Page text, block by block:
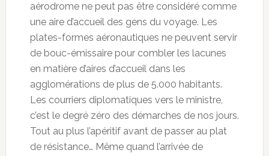
aérodrome ne peut pas être considéré comme
une aire d’accueil des gens du voyage. Les
plates-formes aéronautiques ne peuvent servir
de bouc-émissaire pour combler les lacunes
en matière d’aires d’accueil dans les
agglomérations de plus de 5.000 habitants.
Les courriers diplomatiques vers le ministre,
c’est le degré zéro des démarches de nos jours.
Tout au plus l’apéritif avant de passer au plat
de résistance… Même quand l’arrivée de